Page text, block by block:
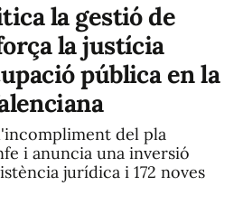
la gestió de
la justícia
pública en la
del pla
i anuncia una inversió
jurídica i 172 noves